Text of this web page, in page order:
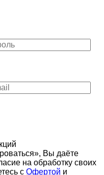
Вы даёте
на обработку своих
с Офертой и